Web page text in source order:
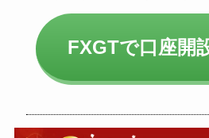
FXGTで口座開